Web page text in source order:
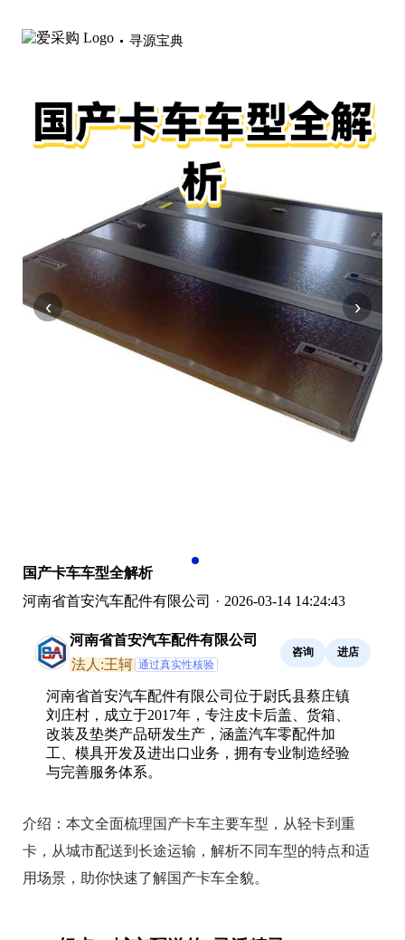
寻源宝典
‹ ›
国产卡车车型全解析
河南省首安汽车配件有限公司 · 2026-03-14 14:24:43
河南省首安汽车配件有限公司
法人:王轲 通过真实性核验
咨询 进店
河南省首安汽车配件有限公司位于尉氏县蔡庄镇
刘庄村，成立于2017年，专注皮卡后盖、货箱、
改装及垫类产品研发生产，涵盖汽车零配件加
工、模具开发及进出口业务，拥有专业制造经验
与完善服务体系。
介绍： 本文全面梳理国产卡车主要车型，从轻卡到重
卡，从城市配送到长途运输，解析不同车型的特点和适
用场景，助你快速了解国产卡车全貌。